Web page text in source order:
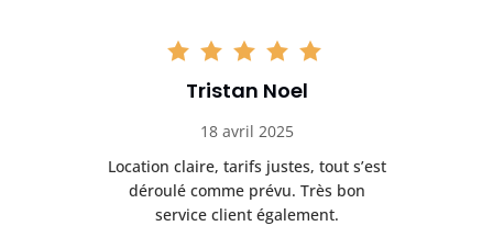
Tristan Noel
18 avril 2025
Location claire, tarifs justes, tout s’est
déroulé comme prévu. Très bon
service client également.